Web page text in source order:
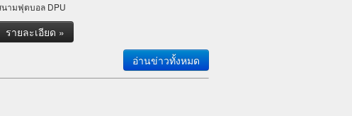
นามฟุตบอล DPU
รายละเอียด »
อ่านข่าวทั้งหมด